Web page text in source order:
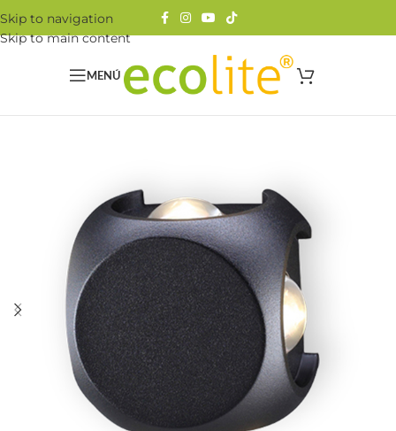
Skip to navigation
Skip to main content
MENÚ